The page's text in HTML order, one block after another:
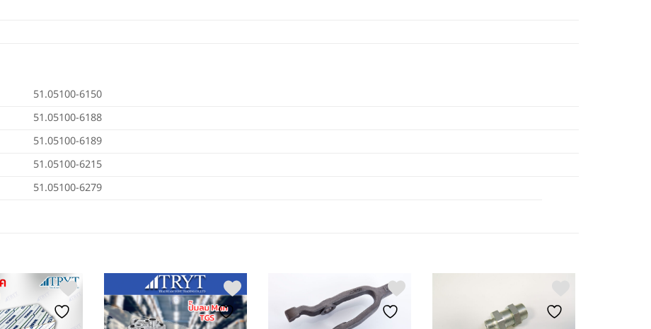
51.05100-6150
51.05100-6188
51.05100-6189
51.05100-6215
51.05100-6279